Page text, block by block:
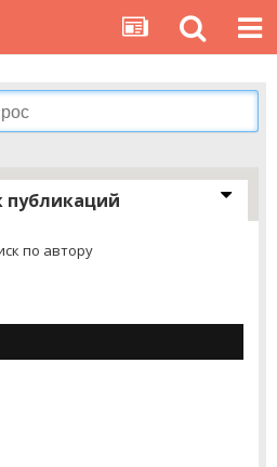
публикаций
по автору